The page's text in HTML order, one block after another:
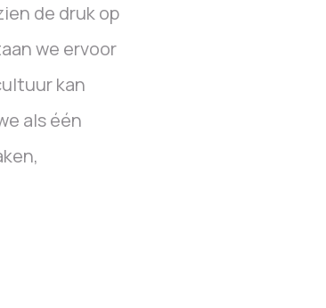
de druk op
we ervoor
kan
als één